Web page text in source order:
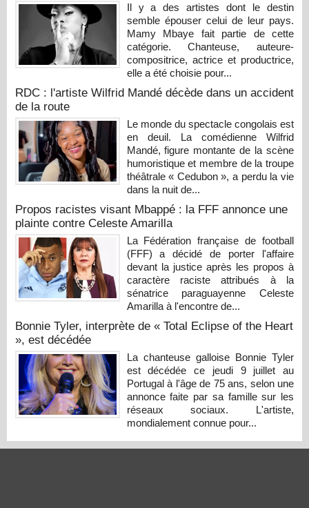
Il y a des artistes dont le destin
semble épouser celui de leur pays.
Mamy Mbaye fait partie de cette
catégorie. Chanteuse, auteure-
compositrice, actrice et productrice,
elle a été choisie pour...
RDC : l'artiste Wilfrid Mandé décède dans un accident
de la route
Le monde du spectacle congolais est
en deuil. La comédienne Wilfrid
Mandé, figure montante de la scène
humoristique et membre de la troupe
théâtrale « Cedubon », a perdu la vie
dans la nuit de...
Propos racistes visant Mbappé : la FFF annonce une
plainte contre Celeste Amarilla
La Fédération française de football
(FFF) a décidé de porter l'affaire
devant la justice après les propos à
caractère raciste attribués à la
sénatrice paraguayenne Celeste
Amarilla à l'encontre de...
Bonnie Tyler, interprète de « Total Eclipse of the Heart
», est décédée
La chanteuse galloise Bonnie Tyler
est décédée ce jeudi 9 juillet au
Portugal à l'âge de 75 ans, selon une
annonce faite par sa famille sur les
réseaux sociaux. L'artiste,
mondialement connue pour...